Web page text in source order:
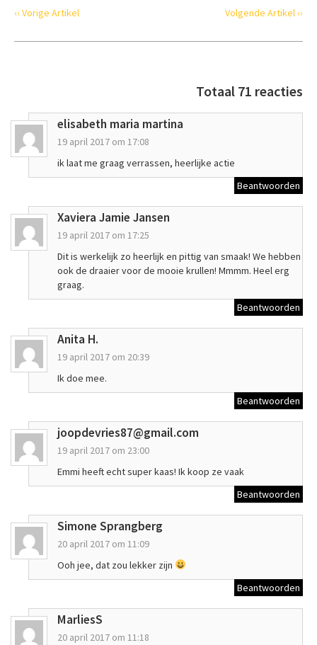
‹‹ Vorige Artikel
Volgende Artikel ››
Totaal 71 reacties
elisabeth maria martina
19 april 2017 om 17:08
ik laat me graag verrassen, heerlijke actie
Beantwoorden
Xaviera Jamie Jansen
19 april 2017 om 17:25
Dit is werkelijk zo heerlijk en pittig van smaak! We hebben
ook de draaier voor de mooie krullen! Mmmm. Heel erg
graag.
Beantwoorden
Anita H.
19 april 2017 om 20:39
Ik doe mee.
Beantwoorden
joopdevries87@gmail.com
19 april 2017 om 23:00
Emmi heeft echt super kaas! Ik koop ze vaak
Beantwoorden
Simone Sprangberg
20 april 2017 om 11:09
Ooh jee, dat zou lekker zijn
Beantwoorden
MarliesS
20 april 2017 om 11:18